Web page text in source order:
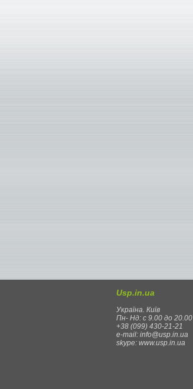
Usp.in.ua
Україна. Київ
Пн- Нд: с 9.00 до 20.00
+38 (099) 430-21-21
e-mail: info@usp.in.ua
skype: www.usp.in.ua